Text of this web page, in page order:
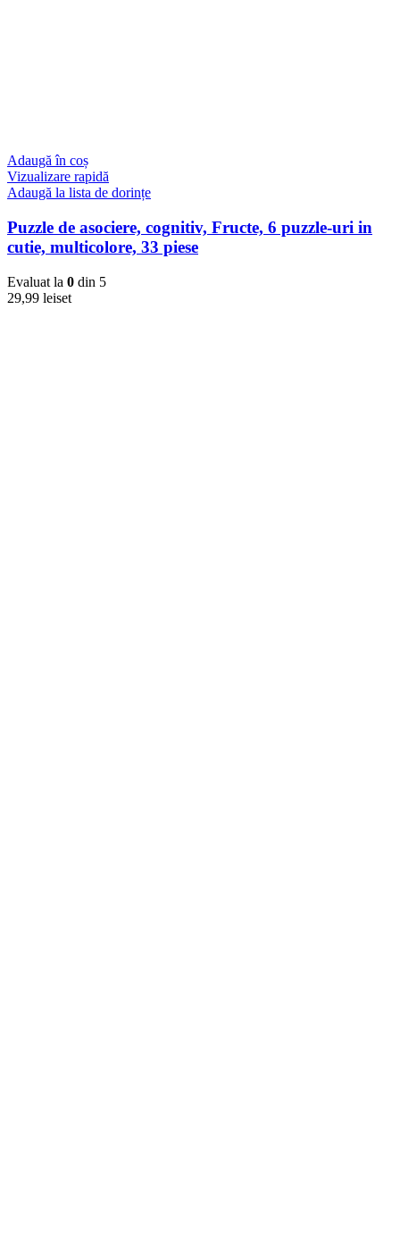
Adaugă în coș
Vizualizare rapidă
Adaugă la lista de dorințe
Puzzle de asociere, cognitiv, Fructe, 6 puzzle-uri in
cutie, multicolore, 33 piese
Evaluat la 0 din 5
29,99 leiset